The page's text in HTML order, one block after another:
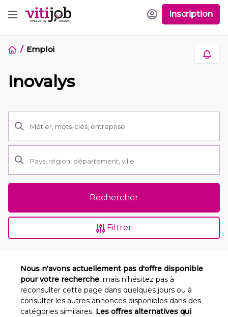
Inscription
Emploi
Inovalys
Rechercher
Filtrer
Nous n'avons actuellement pas d'offre disponible
pour votre recherche, mais n'hésitez pas à
reconsulter cette page dans quelques jours ou à
consulter les autres annonces disponibles dans des
catégories similaires. Les offres alternatives qui